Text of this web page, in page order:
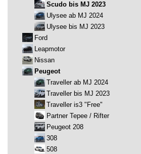
Scudo bis MJ 2023
Ulysee ab MJ 2024
Ulysee bis MJ 2023
Ford
Leapmotor
Nissan
Peugeot
Traveller ab MJ 2024
Traveller bis MJ 2023
Traveller is3 "Free"
Partner Tepee / Rifter
Peugeot 208
308
508